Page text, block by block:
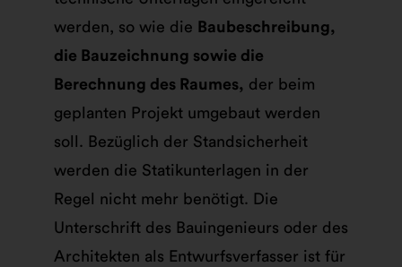
werden, so wie die Baubeschreibung,
die Bauzeichnung sowie die
Berechnung des Raumes, der beim
geplanten Projekt umgebaut werden
soll. Bezüglich der Standsicherheit
werden die Statikunterlagen in der
Regel nicht mehr benötigt. Die
Unterschrift des Bauingenieurs oder des
Architekten als Entwurfsverfasser ist für